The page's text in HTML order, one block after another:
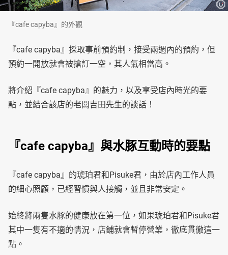
『cafe capyba』的外觀
『cafe capyba』採取事前預約制，接受兩週內的預約，但
預約一開放就會被搶訂一空，其人氣相當高。
將介紹『cafe capyba』的魅力，以及享受店內時光的要
點，並結合該店的老闆吉田先生的談話！
『cafe capyba』與水豚互動時的要點
『cafe capyba』的琥珀君和Pisuke君，由於店內工作人員
的細心照顧，已經習慣與人接觸，並且非常安定。
始終將兩隻水豚的健康放在第一位，如果琥珀君和Pisuke君
其中一隻有不適的情況，店鋪就會暫停營業，徹底貫徹這一
點。